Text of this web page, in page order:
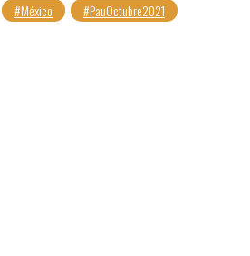
#México #PauOctubre2021